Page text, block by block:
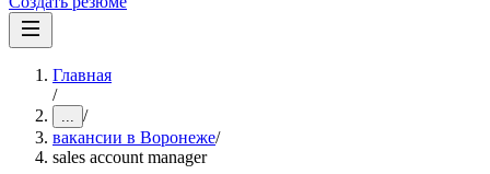
Главная
/
... /
вакансии в Воронеже/
sales account manager